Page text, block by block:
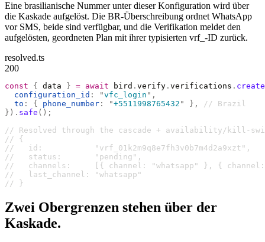
Eine brasilianische Nummer unter dieser Konfiguration wird über
die Kaskade aufgelöst. Die BR-Überschreibung ordnet WhatsApp
vor SMS, beide sind verfügbar, und die Verifikation meldet den
aufgelösten, geordneten Plan mit ihrer typisierten vrf_-ID zurück.
resolved.ts
200
const { data } = await bird . verify . verifications . create
  configuration_id
: "vfc_login " ,
  to
: { phone_number : "+5511998765432 " },
// Brazil
}). safe ();
// Resolved through the cascade + availability/kill-
// {
//   id:           "vrf_01k2m9q8e7fh3v0b7m4d2a9xzt",
//   status:       "pending",
//   channels:     [{ channel: "whatsapp" }, {
//   last_channel: "whatsapp"
// }
Zwei Obergrenzen stehen über der
Kaskade.